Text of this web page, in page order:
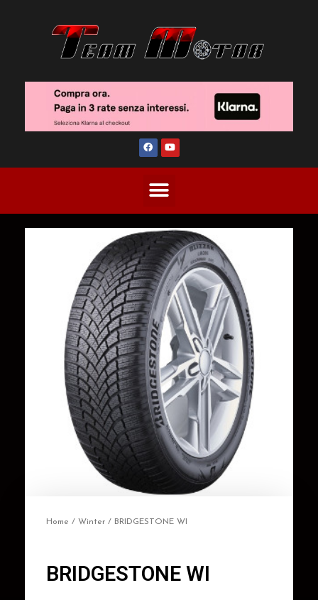
Home / Winter / BRIDGESTONE WI
BRIDGESTONE WI